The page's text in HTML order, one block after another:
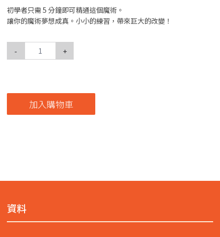
初學者只需 5 分鐘即可精通這個魔術。
讓你的魔術夢想成真。小小的練習，帶來巨大的改變！
- +
加入購物車
資料